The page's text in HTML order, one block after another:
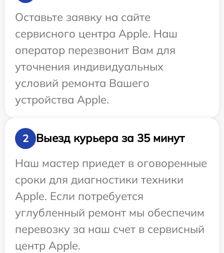
Оставьте заявку на сайте
сервисного центра Apple. Наш
оператор перезвонит Вам для
уточнения индивидуальных
условий ремонта Вашего
устройства Apple.
2
Выезд курьера за 35 минут
Наш мастер приедет в оговоренные
сроки для диагностики техники
Apple. Если потребуется
углубленный ремонт мы обеспечим
перевозку за наш счет в сервисный
центр Apple.